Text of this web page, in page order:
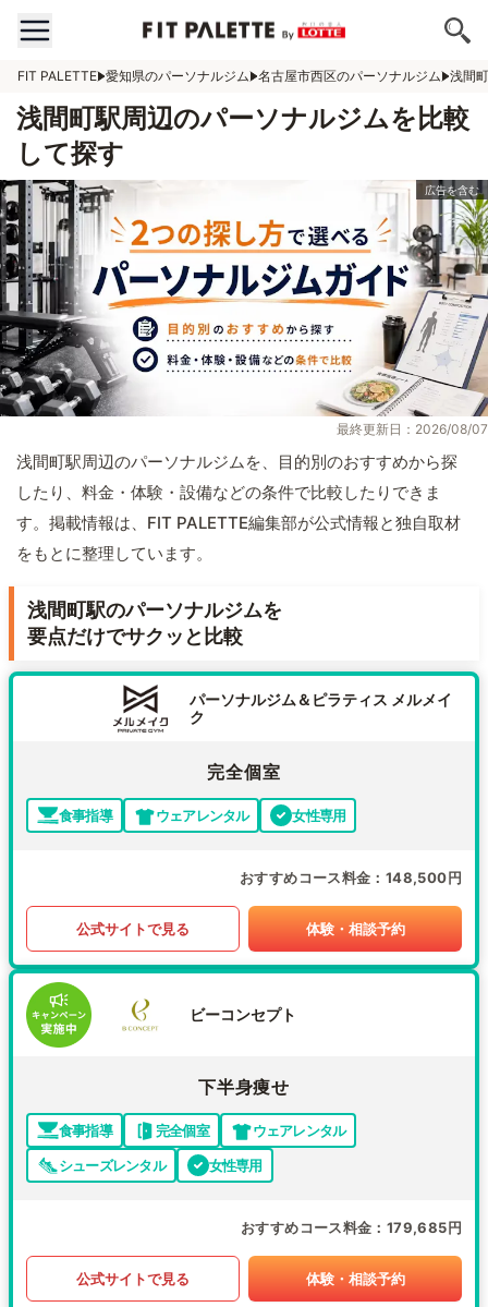
FIT PALETTE 愛知県のパーソナルジム 名古屋市西区のパーソナルジム 浅間
浅間町駅周辺のパーソナルジムを比較
して探す
最終更新日：2026/08/07
浅間町駅周辺のパーソナルジムを、目的別のおすすめから探
したり、料金・体験・設備などの条件で比較したりできま
す。掲載情報は、FIT PALETTE編集部が公式情報と独自取材
をもとに整理しています。
浅間町駅のパーソナルジムを
要点だけでサクッと比較
パーソナルジム＆ピラティス メルメイ
ク
完全個室
食事指導 ウェアレンタル 女性専用
おすすめコース料金 148,500円
公式サイトで見る 体験・相談予約
ビーコンセプト
下半身痩せ
食事指導 完全個室
ウェアレンタル
シューズレンタル
女性専用
おすすめコース料金 179,685円
公式サイトで見る 体験・相談予約